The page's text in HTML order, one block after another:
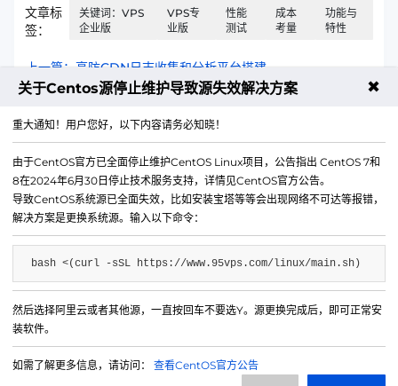
文章标
签：
关键词：VPS
企业版
VPS专
业版
性能
测试
成本
考量
功能与
特性
上一篇：高防CDN日志收集和分析平台搭建
微信公众号
IDC/ISP证号 B1-20214840
关于Centos源停止维护导致源失效解决方案 ✖
重大通知！用户您好，以下内容请务必知晓！
由于CentOS官方已全面停止维护CentOS Linux项目，公告指出 CentOS 7和
8在2024年6月30日停止技术服务支持，详情见CentOS官方公告。
导致CentOS系统源已全面失效，比如安装宝塔等等会出现网络不可达等报错，
解决方案是更换系统源。输入以下命令：
bash <(curl -sSL https://www.95vps.com/linux/main.sh)
然后选择阿里云或者其他源，一直按回车不要选Y。源更换完成后，即可正常安
装软件。
如需了解更多信息，请访问： 查看CentOS官方公告